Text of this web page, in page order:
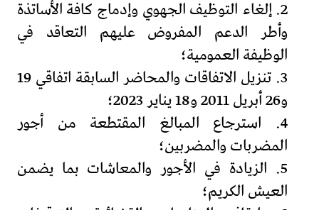
2. إلغاء التوظيف الجهوي وإدماج كافة الأساتذة
وأطر الدعم المفروض عليهم التعاقد في
الوظيفة العمومية؛
3. تنزيل الاتفاقات والمحاضر السابقة اتفاقي 19
و26 أبريل 2011 و18 يناير 2023؛
4. استرجاع المبالغ المقتطعة من أجور
المضربات والمضربين؛
5. الزيادة في الأجور والمعاشات بما يضمن
العيش الكريم؛